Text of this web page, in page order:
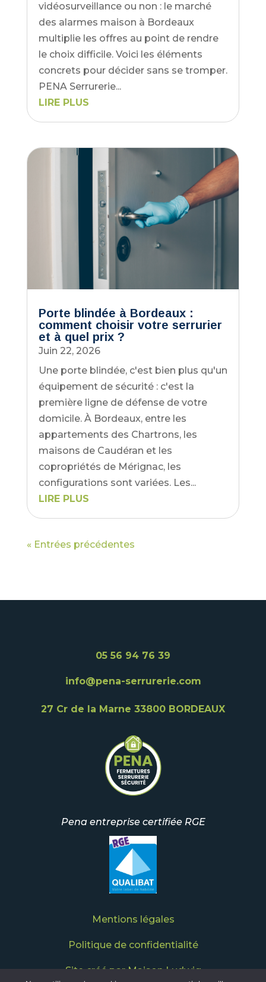
vidéosurveillance ou non : le marché
des alarmes maison à Bordeaux
multiplie les offres au point de rendre
le choix difficile. Voici les éléments
concrets pour décider sans se tromper.
PENA Serrurerie...
LIRE PLUS
Porte blindée à Bordeaux :
comment choisir votre serrurier
et à quel prix ?
Juin 22, 2026
Une porte blindée, c'est bien plus qu'un
équipement de sécurité : c'est la
première ligne de défense de votre
domicile. À Bordeaux, entre les
appartements des Chartrons, les
maisons de Caudéran et les
copropriétés de Mérignac, les
configurations sont variées. Les...
LIRE PLUS
« Entrées précédentes
05 56 94 76 39
info@pena-serrurerie.com
27 Cr de la Marne 33800 BORDEAUX
Pena entreprise certifiée RGE
Mentions légales
Politique de confidentialité
Site créé par Maison Ludwig